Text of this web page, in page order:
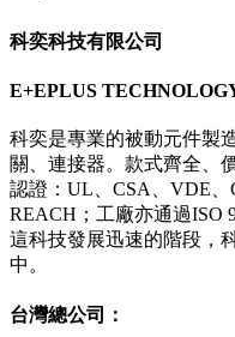
科奕科技有限公司
E+EPLUS
科奕是專業的被動元件製
關、連接器。款式齊全、
認證：UL、CSA、VDE、
REACH；工廠亦通過ISO
這科技發展迅速的階段，
中。
台灣總公司：